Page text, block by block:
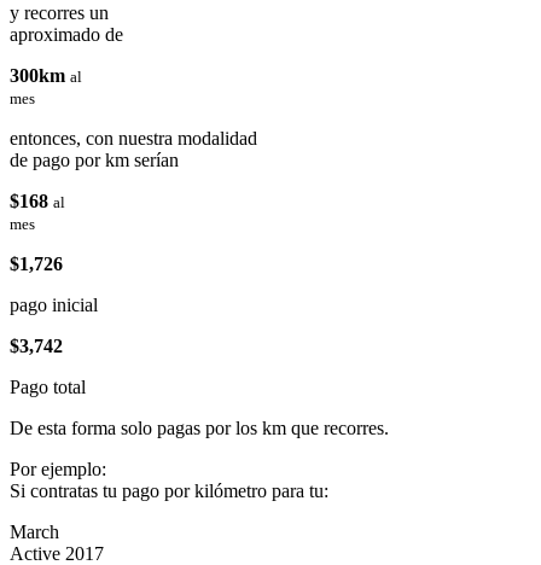
y recorres un
aproximado de
300km al
mes
entonces, con nuestra modalidad
de pago por km serían
$168 al
mes
$1,726
pago inicial
$3,742
Pago total
De esta forma solo pagas por los km que recorres.
Por ejemplo:
Si contratas tu pago por kilómetro para tu:
March
Active 2017